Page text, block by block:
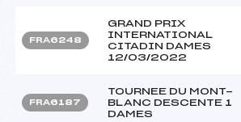
FRA6248
GRAND PRIX
INTERNATIONAL
CITADIN DAMES
12/03/2022
FRA6187
TOURNEE DU MONT-
BLANC DESCENTE 1
DAMES